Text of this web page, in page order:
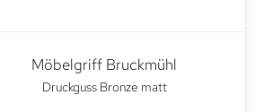
Möbelgriff Bruckmühl
Druckguss Bronze matt